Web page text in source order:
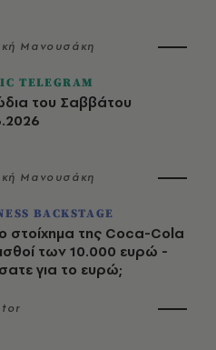
Μανουσάκη
TELEGRAM
του Σαββάτου
Μανουσάκη
BACKSTAGE
στοίχημα της Coca-Cola
των 10.000 ευρώ -
για το ευρώ;